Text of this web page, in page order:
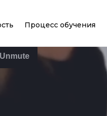
Процесс обучения